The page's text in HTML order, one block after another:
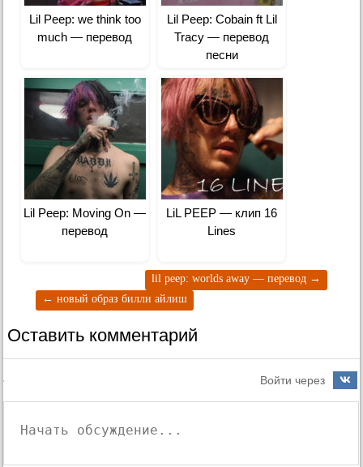
Lil Peep: we think too
much — перевод
Lil Peep: Cobain ft Lil
Tracy — перевод
песни
Lil Peep: Moving On —
перевод
LiL PEEP — клип 16
Lines
lil peep: worlds away — перевод →
← новый образ билли айлиш
Оставить комментарий
Войти через